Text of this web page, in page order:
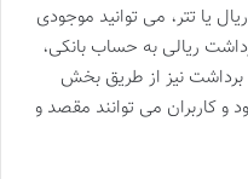
یا تتر، می توانید موجودی
ریالی به حساب بانکی،
برداشت نیز از طریق بخش
و کاربران می توانند مقصد و